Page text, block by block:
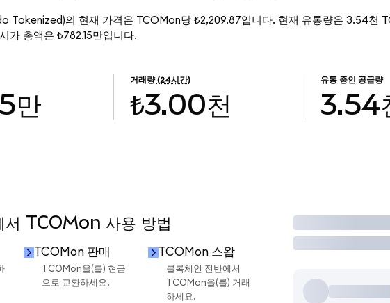
Tokenized)의 현재 가격은 TCOMon당 ₺2,209.87입니다. 현재 유통량은 3.54천
가 총액은 ₺782.15만입니다.
만
거래량 (24시간)
₺3.00천
유통 중인 공급량
3.54
TCOMon 사용 방법
TCOMon 판매
TCOMon을(를) 현금
으로 교환하세요.
TCOMon 스왑
블록체인 전반에서
TCOMon을(를) 거래
하세요.
거래